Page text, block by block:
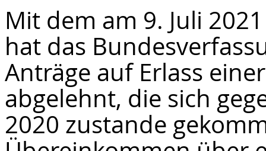
Mit dem am 9. Juli
hat das
Anträge auf Erlass
abgelehnt, die sich
2020 zustande